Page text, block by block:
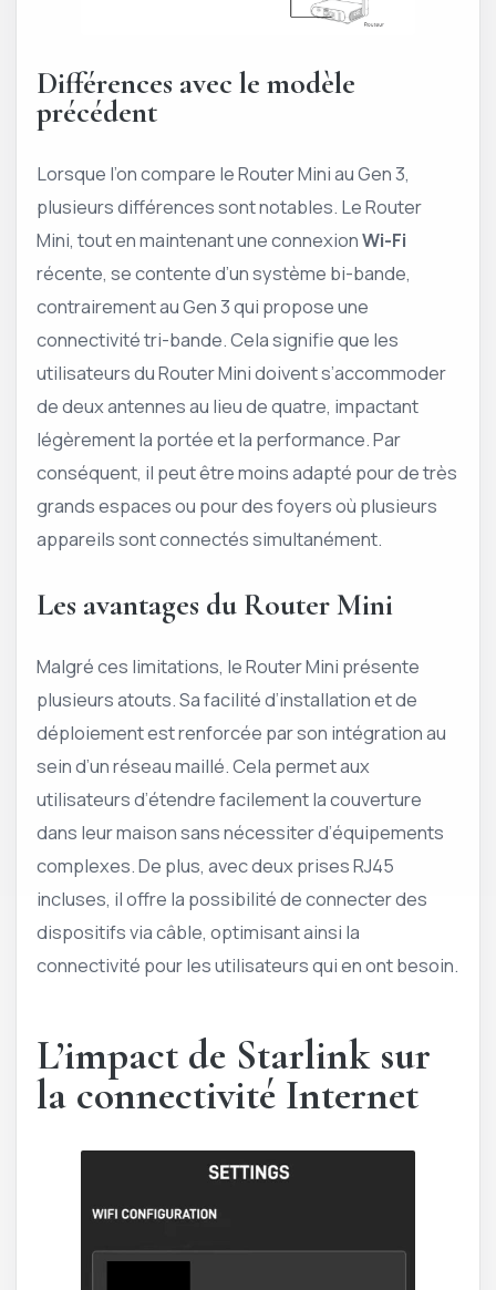
Différences avec le modèle
précédent
Lorsque l’on compare le Router Mini au Gen 3,
plusieurs différences sont notables. Le Router
Mini, tout en maintenant une connexionWi-Fi
récente, se contente d’un système bi-bande,
contrairement au Gen 3 qui propose une
connectivité tri-bande. Cela signifie que les
utilisateurs du Router Mini doivent s’accommoder
de deux antennes au lieu de quatre, impactant
légèrement la portée et la performance. Par
conséquent, il peut être moins adapté pour de très
grands espaces ou pour des foyers où plusieurs
appareils sont connectés simultanément.
Les avantages du Router Mini
Malgré ces limitations, le Router Mini présente
plusieurs atouts. Sa facilité d’installation et de
déploiement est renforcée par son intégration au
sein d’un réseau maillé. Cela permet aux
utilisateurs d’étendre facilement la couverture
dans leur maison sans nécessiter d’équipements
complexes. De plus, avec deux prises RJ45
incluses, il offre la possibilité de connecter des
dispositifs via câble, optimisant ainsi la
connectivité pour les utilisateurs qui en ont besoin.
L’impact de Starlink sur
la connectivité Internet